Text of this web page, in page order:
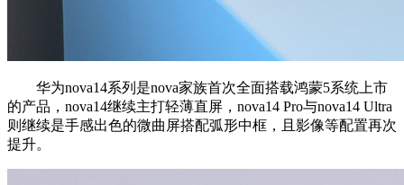
华为nova14系列是nova家族首次全面搭载鸿蒙5系统上市
的产品，nova14继续主打轻薄直屏，nova14 Pro与nova14 Ultra
则继续是手感出色的微曲屏搭配弧形中框，且影像等配置再次
提升。